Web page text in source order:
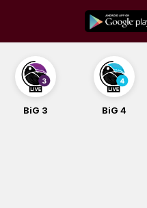
content
BiG 3 BiG 4